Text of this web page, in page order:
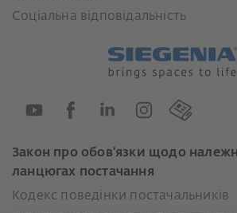
Соціальна відповідальність
Закон про обов'язки щодо
ланцюгах постачання
Кодекс поведінки постачальників